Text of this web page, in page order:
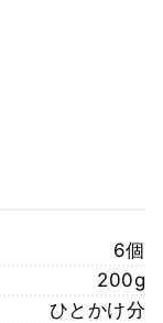
6個
200g
ひとかけ分